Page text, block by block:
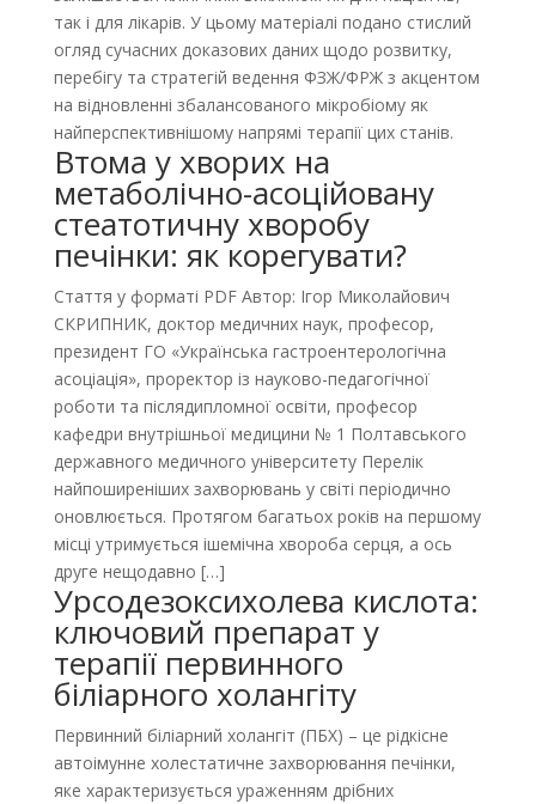
так і для лікарів. У цьому матеріалі подано стислий
огляд сучасних доказових даних щодо розвитку,
перебігу та стратегій ведення ФЗЖ/ФРЖ з акцентом
на відновленні збалансованого мікробіому як
найперспективнішому напрямі терапії цих станів.
Втома у хворих на
метаболічно-асоційовану
стеатотичну хворобу
печінки: як корегувати?
Стаття у форматі PDF Автор: Ігор Миколайович
СКРИПНИК, доктор медичних наук, професор,
президент ГО «Українська гастроентерологічна
асоціація», проректор із науково-педагогічної
роботи та післядипломної освіти, професор
кафедри внутрішньої медицини № 1 Полтавського
державного медичного університету Перелік
найпоширеніших захворювань у світі періодично
оновлюється. Протягом багатьох років на першому
місці утримується ішемічна хвороба серця, а ось
друге нещодавно […]
Урсодезоксихолева кислота:
ключовий препарат у
терапії первинного
біліарного холангіту
Первинний біліарний холангіт (ПБХ) – це рідкісне
автоімунне холестатичне захворювання печінки,
яке характеризується ураженням дрібних